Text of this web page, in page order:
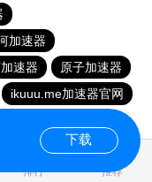
加速器
速器
原子加速器
ikuuu.me加速器官网
排行 推荐
下载
0.021738s